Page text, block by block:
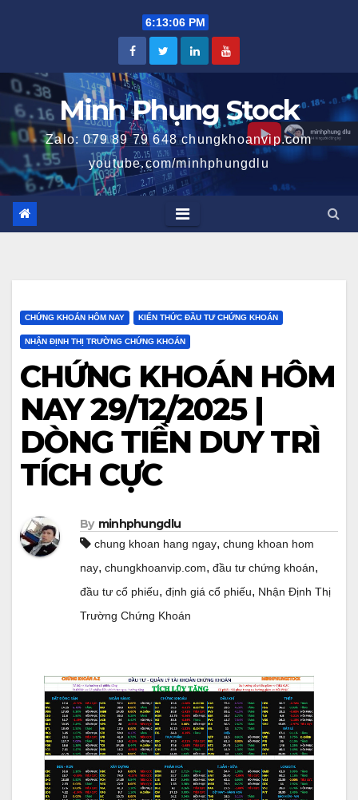
6:13:06 PM
Minh Phụng Stock
Zalo: 079 89 79 648 chungkhoanvip.com
youtube.com/minhphungdlu
CHỨNG KHOÁN HÔM NAY KIẾN THỨC ĐẦU TƯ CHỨNG KHOÁN
NHẬN ĐỊNH THỊ TRƯỜNG CHỨNG KHOÁN
CHỨNG KHOÁN HÔM
NAY 29/12/2025 |
DÒNG TIỀN DUY TRÌ
TÍCH CỰC
By minhphungdlu
chung khoan hang ngay, chung khoan hom
nay, chungkhoanvip.com, đầu tư chứng khoán,
đầu tư cổ phiếu, định giá cổ phiếu, Nhận Định Thị
Trường Chứng Khoán